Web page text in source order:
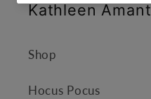
Kathleen Amant
Shop
Hocus Pocus